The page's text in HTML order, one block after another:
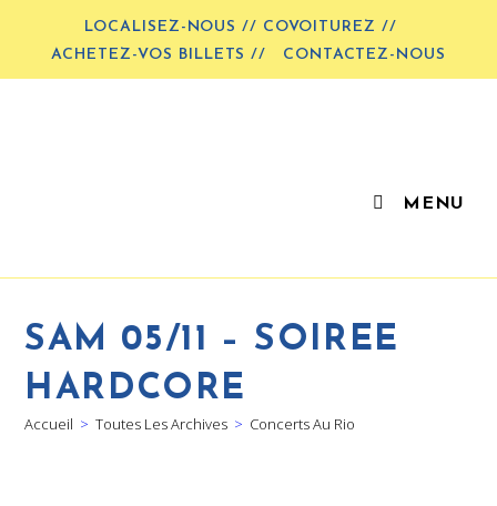
LOCALISEZ-NOUS // COVOITUREZ //
ACHETEZ-VOS BILLETS //
CONTACTEZ-NOUS
MENU
SAM 05/11 – SOIREE
HARDCORE
Accueil > Toutes Les Archives > Concerts Au Rio